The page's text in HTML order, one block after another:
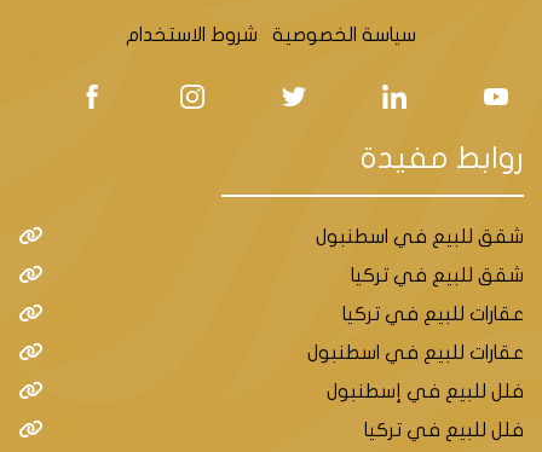
سياسة الخصوصية شروط الاستخدام
روابط مفيدة
شقق للبيع في اسطنبول
شقق للبيع في تركيا
عقارات للبيع في تركيا
عقارات للبيع في اسطنبول
فلل للبيع في إسطنبول
فلل للبيع في تركيا